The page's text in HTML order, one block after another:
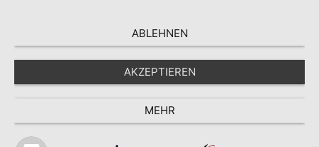
ABLEHNEN
AKZEPTIEREN
MEHR